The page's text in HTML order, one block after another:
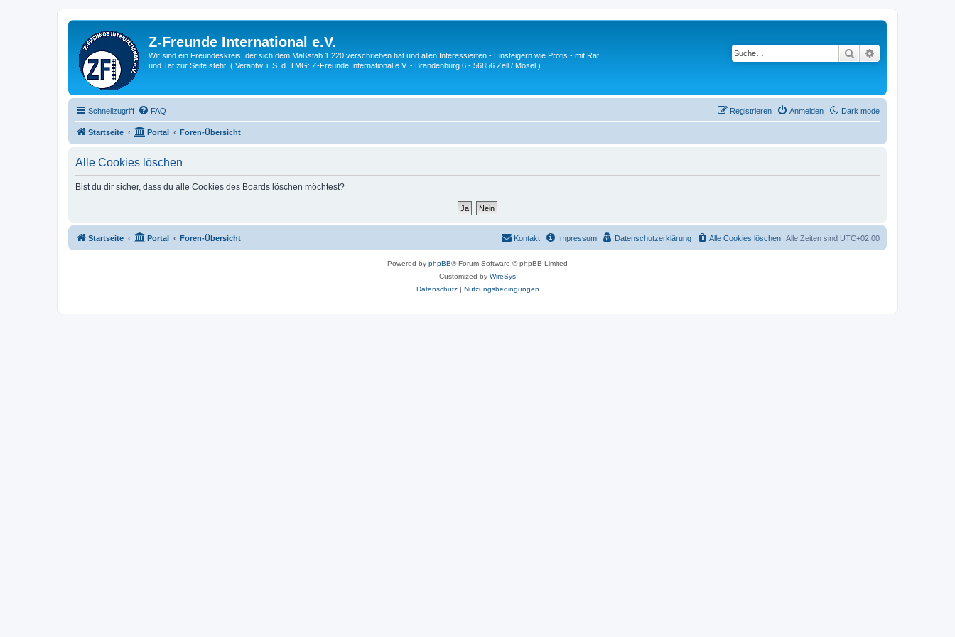
Z-Freunde International e.V.
Wir sind ein Freundeskreis, der sich dem Maßstab 1:220 verschrieben hat und allen Interessierten - Einsteigern wie Profis - mit Rat
und Tat zur Seite steht. ( Verantw. i. S. d. TMG: Z-Freunde International e.V. - Brandenburg 6 - 56856 Zell / Mosel )
Suche
Schnellzugriff Dark mode
FAQ Anmelden
Registrieren
Startseite Portal Foren-Übersicht
Alle Cookies löschen
Bist du dir sicher, dass du alle Cookies des Boards löschen möchtest?
Startseite Portal Foren-Übersicht Alle Zeiten sind UTC+02:00
Alle Cookies löschen
Datenschutzerklärung
Impressum
Kontakt
Powered by phpBB® Forum Software © phpBB Limited
Customized by WireSys
Datenschutz| Nutzungsbedingungen